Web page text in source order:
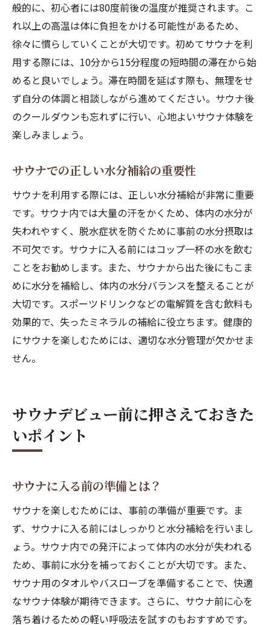
般的に、初心者には80度前後の温度が推奨されます。こ
れ以上の高温は体に負担をかける可能性があるため、
徐々に慣らしていくことが大切です。初めてサウナを利
用する際には、10分から15分程度の短時間の滞在から始
めると良いでしょう。滞在時間を延ばす際も、無理をせ
ず自分の体調と相談しながら進めてください。サウナ後
のクールダウンも忘れずに行い、心地よいサウナ体験を
楽しみましょう。
サウナでの正しい水分補給の重要性
サウナを利用する際には、正しい水分補給が非常に重要
です。サウナ内では大量の汗をかくため、体内の水分が
失われやすく、脱水症状を防ぐために事前の水分摂取は
不可欠です。サウナに入る前にはコップ一杯の水を飲む
ことをお勧めします。また、サウナから出た後にもこま
めに水分を補給し、体内の水分バランスを整えることが
大切です。スポーツドリンクなどの電解質を含む飲料も
効果的で、失ったミネラルの補給に役立ちます。健康的
にサウナを楽しむためには、適切な水分管理が欠かせま
せん。
サウナデビュー前に押さえておきた
いポイント
サウナに入る前の準備とは？
サウナを楽しむためには、事前の準備が重要です。ま
ず、サウナに入る前にはしっかりと水分補給を行いまし
ょう。サウナ内での発汗によって体内の水分が失われる
ため、事前に水分を補っておくことが大切です。また、
サウナ用のタオルやバスローブを準備することで、快適
なサウナ体験が期待できます。さらに、サウナ前に心を
落ち着けるための軽い呼吸法を試すのもおすすめです。